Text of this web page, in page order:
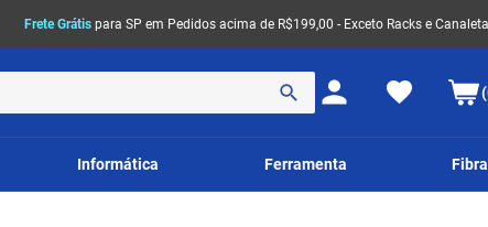
Frete Grátis para SP em Pedidos acima de R$199,00 - Exceto Racks e
Informática Ferramenta Fibra